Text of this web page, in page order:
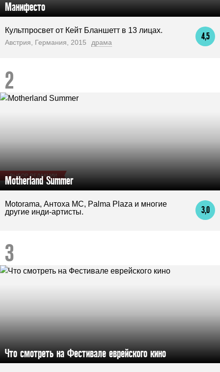
Манифесто
4,5
Культпросвет от Кейт Бланшетт в 13 лицах.
Австрия, Германия, 2015 драма
ВЫБОР РЕДАКЦИИ
Motherland Summer
3,0
Motorama, Антоха МС, Palma Plaza и многие
другие инди-артисты.
Что смотреть на Фестивале еврейского кино